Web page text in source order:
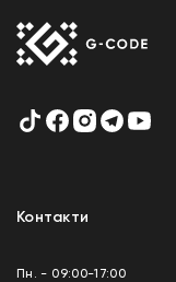
Контакти
Пн. - 09:00-17:00